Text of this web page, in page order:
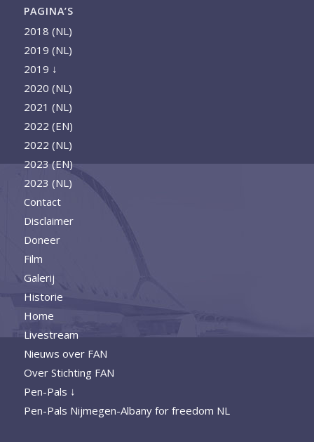
PAGINA’S
2018 (NL)
2019 (NL)
2019 ↓
2020 (NL)
2021 (NL)
2022 (EN)
2022 (NL)
2023 (EN)
2023 (NL)
Contact
Disclaimer
Doneer
Film
Galerij
Historie
Home
Livestream
Nieuws over FAN
Over Stichting FAN
Pen-Pals ↓
Pen-Pals Nijmegen-Albany for freedom NL